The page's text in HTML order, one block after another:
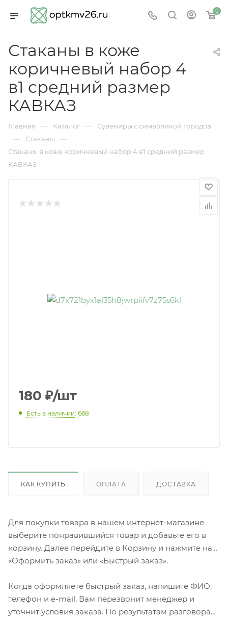
0
Стаканы в коже
коричневый набор 4
в1 средний размер
КАВКАЗ
Главная — Каталог — Сувениры с символикой городов
— Стаканы —
Стаканы в коже коричневый набор 4 в1 средний размер
КАВКАЗ
180 ₽/шт
Есть в наличии: 668
КАК КУПИТЬ ОПЛАТА ДОСТАВКА
Для покупки товара в нашем интернет-магазине
выберите понравившийся товар и добавьте его в
корзину. Далее перейдите в Корзину и нажмите на
«Оформить заказ» или «Быстрый заказ».
Когда оформляете быстрый заказ, напишите ФИО,
телефон и e-mail. Вам перезвонит менеджер и
уточнит условия заказа. По результатам разговора